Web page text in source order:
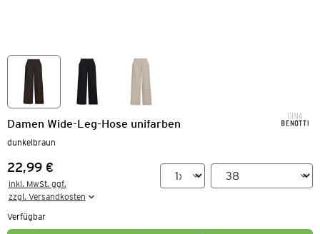
Damen Wide-Leg-Hose unifarben
dunkelbraun
Preis:
22,99 €
inkl. MwSt. ggf.
zzgl. Versandkosten
Verfügbar